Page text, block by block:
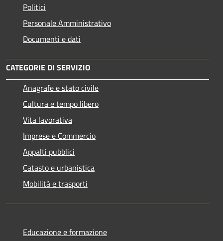
Politici
Personale Amministrativo
Documenti e dati
CATEGORIE DI SERVIZIO
Anagrafe e stato civile
Cultura e tempo libero
Vita lavorativa
Imprese e Commercio
Appalti pubblici
Catasto e urbanistica
Mobilità e trasporti
Educazione e formazione